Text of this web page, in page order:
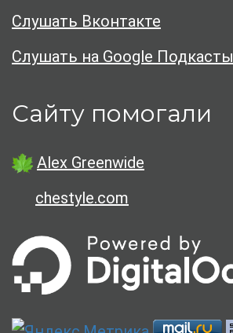
Слушать Вконтакте
Слушать на Google Подкасты
Сайту помогали
Alex Greenwide
chestyle.com